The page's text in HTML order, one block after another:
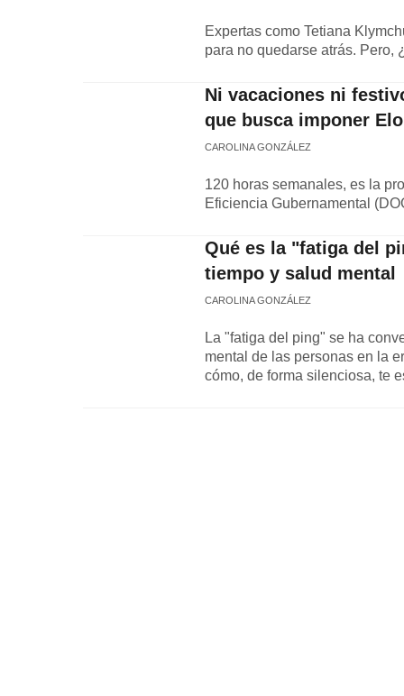
Expertas como Tetiana
para no quedarse atrás. Pero,
Ni vacaciones ni
que busca imponer
CAROLINA GONZÁLEZ
120 horas semanales, es la
Eficiencia Gubernamental
Qué es la "fatiga del
tiempo y salud mental
CAROLINA GONZÁLEZ
La "fatiga del ping" se ha
mental de las personas en la
cómo, de forma silenciosa, te